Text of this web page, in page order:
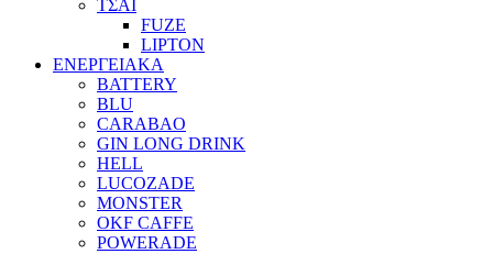
ΤΣΑΙ
FUZE
LIPTON
ΕΝΕΡΓΕΙΑΚΑ
BATTERY
BLU
CARABAO
GIN LONG DRINK
HELL
LUCOZADE
MONSTER
OKF CAFFE
POWERADE